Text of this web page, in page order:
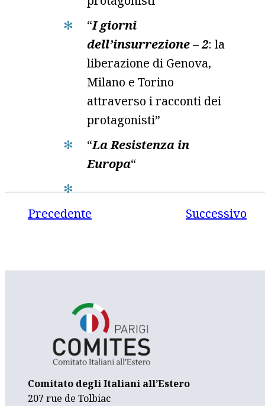
“I giorni
dell’insurrezione – 2: la
liberazione di Genova,
Milano e Torino
attraverso i racconti dei
protagonisti”
“La Resistenza in
Europa“
Precedente Successivo
Comitato degli Italiani all’Estero
207 rue de Tolbiac